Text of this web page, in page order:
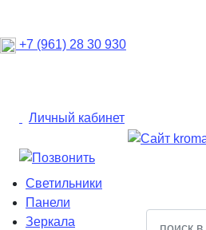
+7 (961) 28 30 930
Личный кабинет
Светильники
Панели
Зеркала